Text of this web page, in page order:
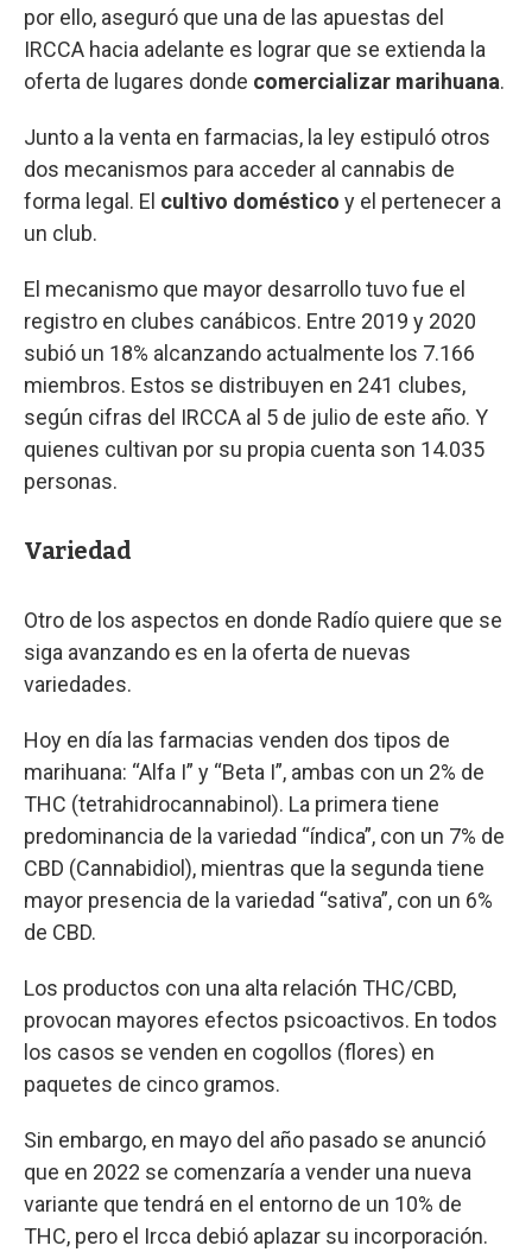
por ello, aseguró que una de las apuestas del
IRCCA hacia adelante es lograr que se extienda la
oferta de lugares donde comercializar marihuana.
Junto a la venta en farmacias, la ley estipuló otros
dos mecanismos para acceder al cannabis de
forma legal. El cultivo doméstico y el pertenecer a
un club.
El mecanismo que mayor desarrollo tuvo fue el
registro en clubes canábicos. Entre 2019 y 2020
subió un 18% alcanzando actualmente los 7.166
miembros. Estos se distribuyen en 241 clubes,
según cifras del IRCCA al 5 de julio de este año. Y
quienes cultivan por su propia cuenta son 14.035
personas.
Variedad
Otro de los aspectos en donde Radío quiere que se
siga avanzando es en la oferta de nuevas
variedades.
Hoy en día las farmacias venden dos tipos de
marihuana: “Alfa I” y “Beta I”, ambas con un 2% de
THC (tetrahidrocannabinol). La primera tiene
predominancia de la variedad “índica”, con un 7% de
CBD (Cannabidiol), mientras que la segunda tiene
mayor presencia de la variedad “sativa”, con un 6%
de CBD.
Los productos con una alta relación THC/CBD,
provocan mayores efectos psicoactivos. En todos
los casos se venden en cogollos (flores) en
paquetes de cinco gramos.
Sin embargo, en mayo del año pasado se anunció
que en 2022 se comenzaría a vender una nueva
variante que tendrá en el entorno de un 10% de
THC, pero el Ircca debió aplazar su incorporación.